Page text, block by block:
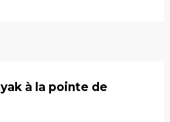
à la pointe de